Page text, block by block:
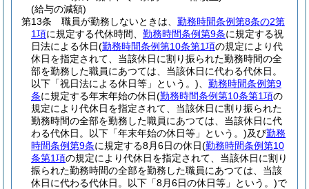
(給与の減額)
第13条
職員が勤務しないときは、 勤務時間条例第8条の2第
1項に規定する代休時間、 勤務時間条例第9条に規定する祝
日法による休日(勤務時間条例第10条第1項の規定により代
休日を指定されて、当該休日に割り振られた勤務時間の全
部を勤務した職員にあつては、当該休日に代わる代休日。
以下「祝日法による休日等」という。)
勤務時間条例第9
条に規定する年末年始の休日(勤務時間条例第10条第1項の
規定により代休日を指定されて、当該休日に割り振られた
勤務時間の全部を勤務した職員にあつては、当該休日に代
わる代休日。以下「年末年始の休日等」という。)及び勤務
時間条例第9条に規定する8月6日の休日(勤務時間条例第10
条第1項の規定により代休日を指定されて、当該休日に割り
振られた勤務時間の全部を勤務した職員にあつては、当該
休日に代わる代休日。以下「8月6日の休日等」という。)で